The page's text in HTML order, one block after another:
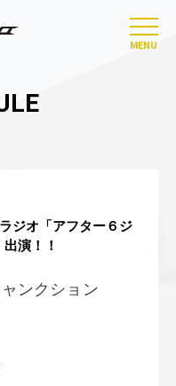
MENU
ジオ「アフター６ジ
演！！
ンクション